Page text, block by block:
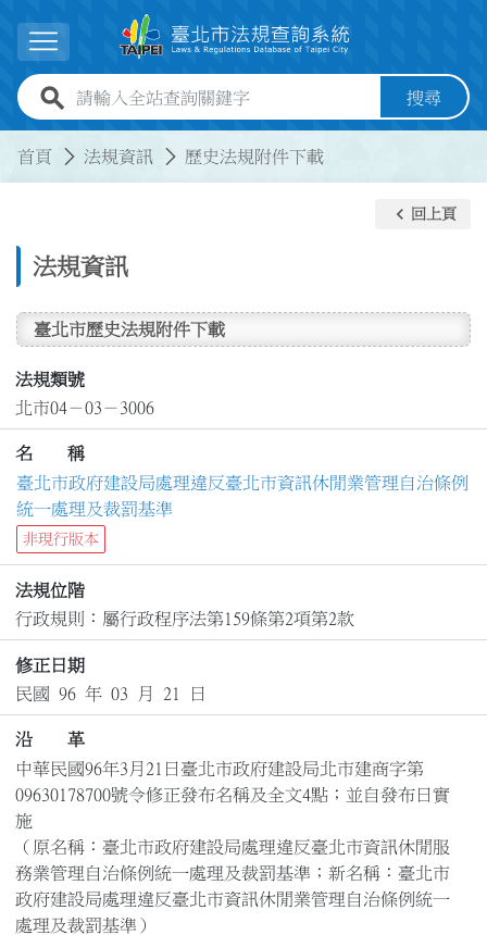
展開選單
全站查詢關鍵字欄位 搜尋
首頁 法規資訊 歷史法規附件下載
法規資訊
keyboard_arrow_left 回上頁
臺北市歷史法規附件下載
法規類號
北市04－03－3006
名 稱
臺北市政府建設局處理違反臺北市資訊休閒業管理自治條例
統一處理及裁罰基準
非現行版本
法規位階
行政規則：屬行政程序法第159條第2項第2款
修正日期
民國 96 年 03 月 21 日
沿 革
中華民國96年3月21日臺北市政府建設局北市建商字第
09630178700號令修正發布名稱及全文4點；並自發布日實
施
（原名稱：臺北市政府建設局處理違反臺北市資訊休閒服
務業管理自治條例統一處理及裁罰基準；新名稱：臺北市
政府建設局處理違反臺北市資訊休閒業管理自治條例統一
處理及裁罰基準）